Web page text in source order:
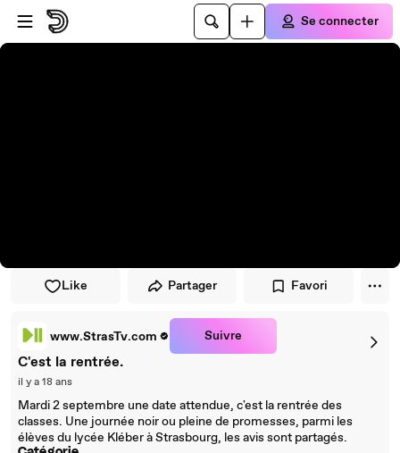
Passer au player
Passer au contenu principal
Se connecter
Like Partager Favori
www.StrasTv.com Suivre
C'est la rentrée.
il y a 18 ans
Mardi 2 septembre une date attendue, c'est la rentrée des
classes. Une journée noir ou pleine de promesses, parmi les
élèves du lycée Kléber à Strasbourg, les avis sont partagés.